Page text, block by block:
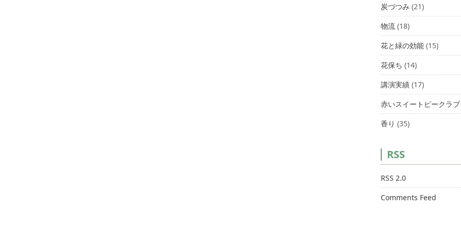
炭づつみ (21)
物流 (18)
花と緑の効能 (15)
花保ち (14)
講演実績 (17)
赤いスイートピークラブ
香り (35)
RSS
RSS 2.0
Comments Feed